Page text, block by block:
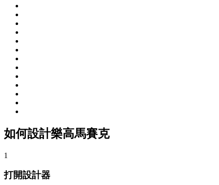
如何設計樂高馬賽克
1
打開設計器